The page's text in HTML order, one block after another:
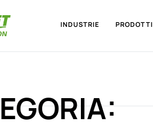
INDUSTRIE PRODOTTI